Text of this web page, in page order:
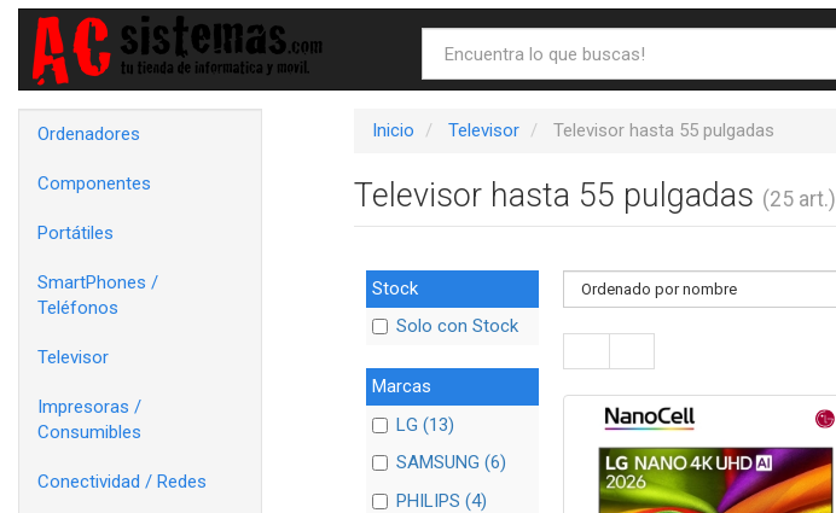
Ordenadores
Componentes
Portátiles
SmartPhones /
Teléfonos
Televisor
Impresoras /
Consumibles
Conectividad / Redes
Inicio Televisor Televisor hasta 55 pulgadas
Televisor hasta 55 pulgadas (25 art.)
Stock
Solo con Stock
Marcas
LG (13)
SAMSUNG (6)
PHILIPS (4)